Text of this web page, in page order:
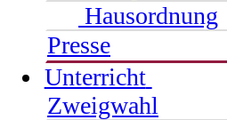
Hausordnung
Presse
Unterricht
Zweigwahl